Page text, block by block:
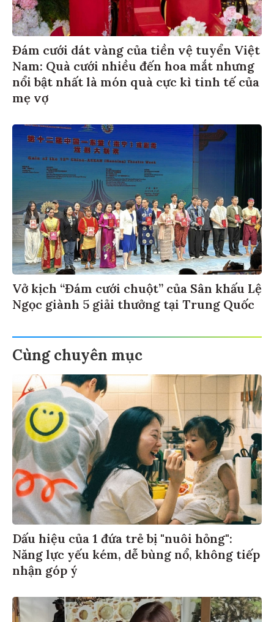
Đám cưới dát vàng của tiền vệ tuyển Việt
Nam: Quà cưới nhiều đến hoa mắt nhưng
nổi bật nhất là món quà cực kì tinh tế của
mẹ vợ
Vở kịch “Đám cưới chuột” của Sân khấu Lệ
Ngọc giành 5 giải thưởng tại Trung Quốc
Cùng chuyên mục
Dấu hiệu của 1 đứa trẻ bị "nuôi hỏng":
Năng lực yếu kém, dễ bùng nổ, không tiếp
nhận góp ý